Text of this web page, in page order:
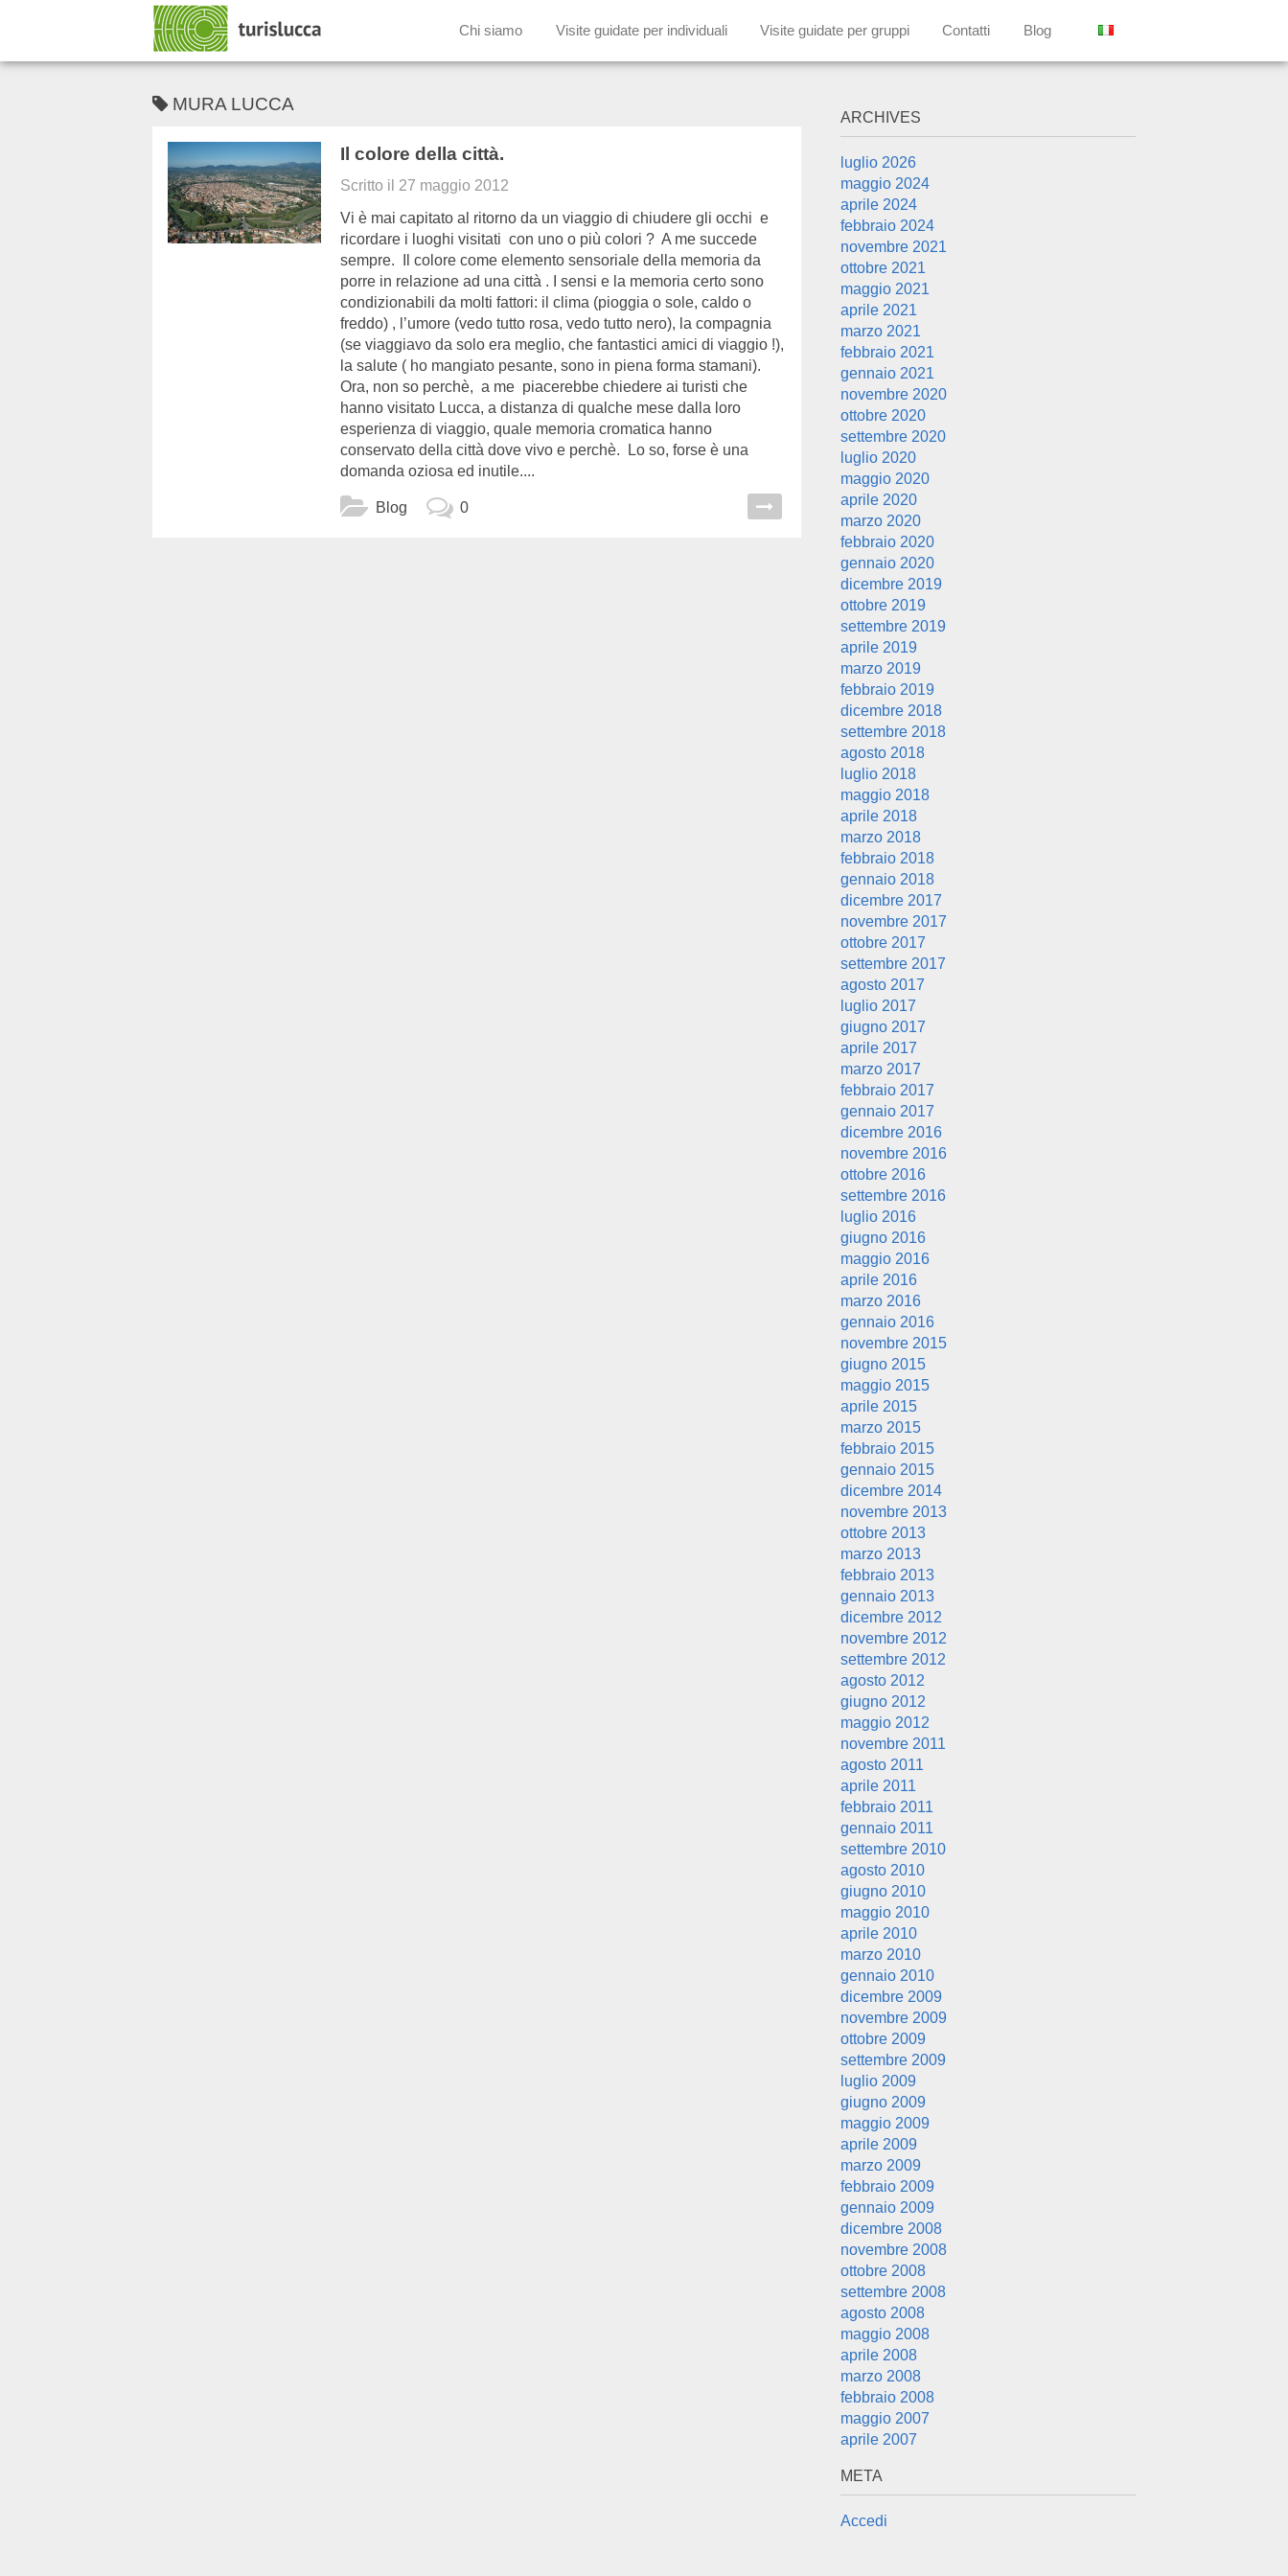
Chi siamo Visite guidate per individuali Visite guidate per gruppi Contatti Blog
MURA LUCCA
Il colore della città.
Scritto il 27 maggio 2012
Vi è mai capitato al ritorno da un viaggio di chiudere gli occhi e
ricordare i luoghi visitati con uno o più colori ? A me succede
sempre. Il colore come elemento sensoriale della memoria da
porre in relazione ad una città . I sensi e la memoria certo sono
condizionabili da molti fattori: il clima (pioggia o sole, caldo o
freddo) , l’umore (vedo tutto rosa, vedo tutto nero), la compagnia
(se viaggiavo da solo era meglio, che fantastici amici di viaggio !),
la salute ( ho mangiato pesante, sono in piena forma stamani).
Ora, non so perchè, a me piacerebbe chiedere ai turisti che
hanno visitato Lucca, a distanza di qualche mese dalla loro
esperienza di viaggio, quale memoria cromatica hanno
conservato della città dove vivo e perchè. Lo so, forse è una
domanda oziosa ed inutile....
Blog 0
ARCHIVES
luglio 2026
maggio 2024
aprile 2024
febbraio 2024
novembre 2021
ottobre 2021
maggio 2021
aprile 2021
marzo 2021
febbraio 2021
gennaio 2021
novembre 2020
ottobre 2020
settembre 2020
luglio 2020
maggio 2020
aprile 2020
marzo 2020
febbraio 2020
gennaio 2020
dicembre 2019
ottobre 2019
settembre 2019
aprile 2019
marzo 2019
febbraio 2019
dicembre 2018
settembre 2018
agosto 2018
luglio 2018
maggio 2018
aprile 2018
marzo 2018
febbraio 2018
gennaio 2018
dicembre 2017
novembre 2017
ottobre 2017
settembre 2017
agosto 2017
luglio 2017
giugno 2017
aprile 2017
marzo 2017
febbraio 2017
gennaio 2017
dicembre 2016
novembre 2016
ottobre 2016
settembre 2016
luglio 2016
giugno 2016
maggio 2016
aprile 2016
marzo 2016
gennaio 2016
novembre 2015
giugno 2015
maggio 2015
aprile 2015
marzo 2015
febbraio 2015
gennaio 2015
dicembre 2014
novembre 2013
ottobre 2013
marzo 2013
febbraio 2013
gennaio 2013
dicembre 2012
novembre 2012
settembre 2012
agosto 2012
giugno 2012
maggio 2012
novembre 2011
agosto 2011
aprile 2011
febbraio 2011
gennaio 2011
settembre 2010
agosto 2010
giugno 2010
maggio 2010
aprile 2010
marzo 2010
gennaio 2010
dicembre 2009
novembre 2009
ottobre 2009
settembre 2009
luglio 2009
giugno 2009
maggio 2009
aprile 2009
marzo 2009
febbraio 2009
gennaio 2009
dicembre 2008
novembre 2008
ottobre 2008
settembre 2008
agosto 2008
maggio 2008
aprile 2008
marzo 2008
febbraio 2008
maggio 2007
aprile 2007
META
Accedi